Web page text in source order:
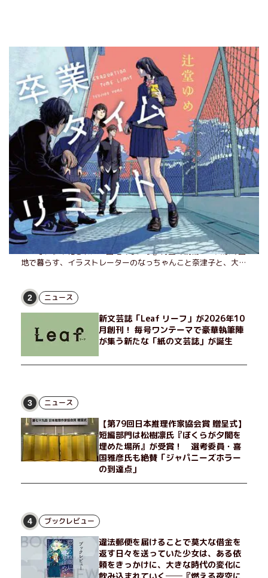
辻堂ゆめ『卒業タイムリミット』
ランキング
週間 月間
試し読み
また団地のふたり(1/2)
また、あのふたりに会える――。小泉今日子&小林聡美W主演、
NHKでドラマ化された『団地のふたり』待望の続編！ 実家の団
地で暮らす、イラストレーターのなっちゃんこと奈津子と、大学
げたり、部屋でふたりだけの「台湾映画祭」を催したり。50代
独身、幼なじみの変わらぬ友情とささやかな幸せの日々を描く。
2 ニュース
新文芸誌「Leaf リーフ」が2026年10
月創刊！ 毎号ワンテーマで豪華執筆陣
が集う新たな「紙の文芸誌」が誕生
3 ニュース
【第79回日本推理作家協会賞 贈呈式】
短編部門は松樹凛氏『ぼくらが夕闇を
埋めた場所』が受賞！ 選考委員・喜
国雅彦氏も絶賛「ジャパニーズホラー
の到達点」
4 ブックレビュー
違法郵便を届けることで莫大な借金を
返す日々を送っていた少女は、ある依
頼をきっかけに、大きな時代の変化に